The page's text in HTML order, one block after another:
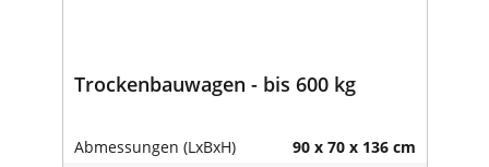
Trockenbauwagen - bis 600 kg
Abmessungen (LxBxH) 90 x 70 x 136 cm